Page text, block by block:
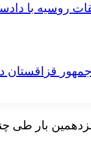
روسیه با
قزاقستان
بار طی